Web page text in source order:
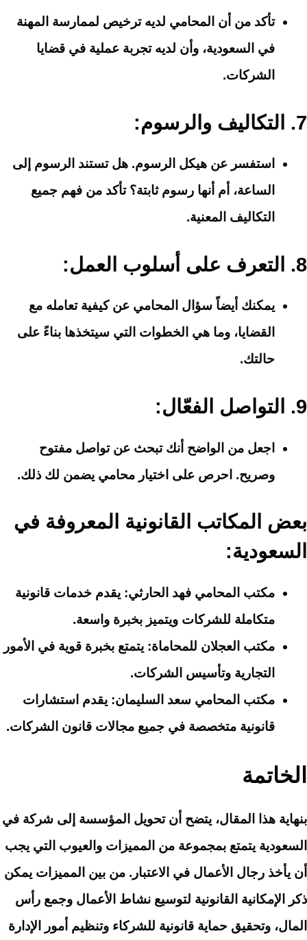
تأكد من أن المحامي لديه ترخيص لممارسة المهنة
في السعودية، وأن لديه تجربة عملية في قضايا
الشركات.
7. التكاليف والرسوم:
استفسر عن هيكل الرسوم. هل تستند الرسوم إلى
الساعة، أم أنها رسوم ثابتة؟ تأكد من فهم جميع
التكاليف المعنية.
8. التعرف على أسلوب العمل:
يمكنك أيضاً سؤال المحامي عن كيفية تعامله مع
القضايا، وما هي الخطوات التي سيتخذها بناءً على
حالتك.
9. التواصل الفعّال:
اجعل من الواضح أنك تبحث عن تواصل مفتوح
وصريح. احرص على اختيار محامي يضمن لك ذلك.
بعض المكاتب القانونية المعروفة في
السعودية:
مكتب المحامي فهد الحارثي: يقدم خدمات قانونية
متكاملة للشركات ويتميز بخبرة واسعة.
مكتب العجلان للمحاماة: يتمتع بخبرة قوية في الأمور
التجارية وتأسيس الشركات.
مكتب المحامي سعد السليمان: يقدم استشارات
قانونية متخصصة في جميع مجالات قانون الشركات.
الخاتمة
بنهاية هذا المقال، يتضح أن تحويل المؤسسة إلى شركة في
السعودية يتمتع بمجموعة من المميزات والعيوب التي يجب
أن يأخذ رجال الأعمال في الاعتبار. من بين المميزات يمكن
ذكر الإمكانية القانونية لتوسيع نشاط الأعمال وجمع رأس
المال، وتحقيق حماية قانونية للشركاء وتنظيم أمور الإدارة